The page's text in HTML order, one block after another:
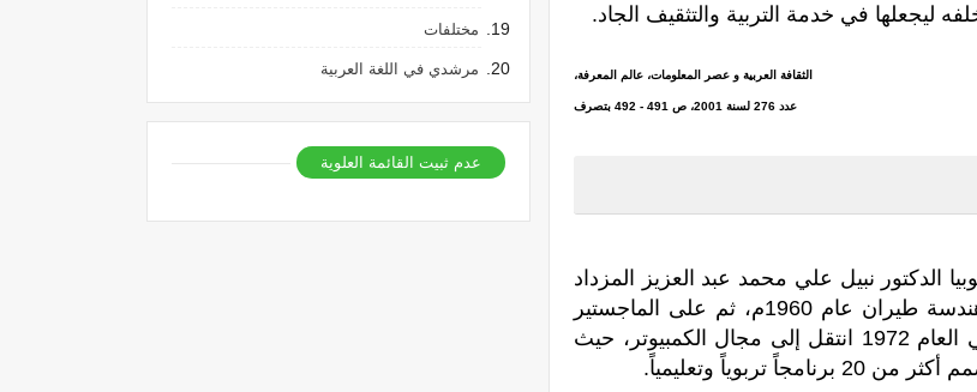
ليجعلها في خدمة التربية والتثقيف الجاد.
الثقافة العربية و عصر المعلومات، عالم المعرفة،
عدد 276 لسنة 2001، ص 491 - 492 بتصرف
الدكتور نبيل علي محمد عبد العزيز المزداد
حصل على البكالوريوس في هندسة طيران عام 1960م، ثم على الماجستير
1967 والدكتوراه في هندسة الطيران عام 1971. وفي العام 1972 انتقل إلى مجال الكمبيوتر، حيث
وتعليمياً.
مختلفات
مرشدي في اللغة العربية
عدم ثبيت القائمة العلوية